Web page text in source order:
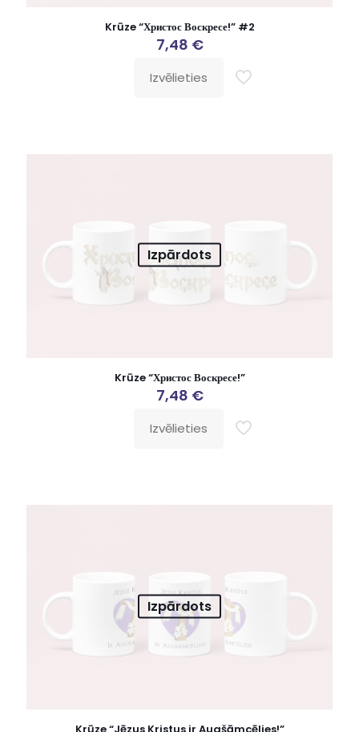
Krūze “Христос Воскресе!” #2
7,48 €
Izvēlieties
Izpārdots
Krūze “Христос Воскресе!”
7,48 €
Izvēlieties
Izpārdots